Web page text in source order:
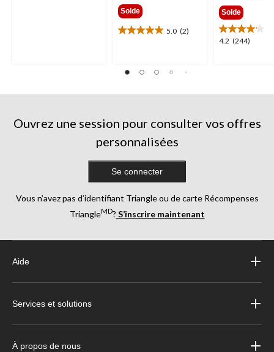
de
Solde
5.0 (2)
5.0
5.
évaluations
de
Solde
4.2 (244)
4.2
Ouvrez une session pour consulter vos offres
personnalisées
Se connecter
Vous n’avez pas d’identifiant Triangle ou de carte Récompenses
TriangleMD? S’inscrire maintenant
Aide
Services et solutions
À propos de nous